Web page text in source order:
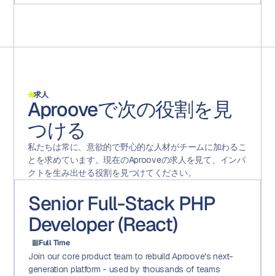
求人
Aprooveで次の役割を見
つける
私たちは常に、意欲的で野心的な人材がチームに加わるこ
とを求めています。現在のAprooveの求人を見て、インパ
クトを生み出せる役割を見つけてください。
Senior Full-Stack PHP
Developer (React)
Full Time
Join our core product team to rebuild Aproove's next-
generation platform - used by thousands of teams